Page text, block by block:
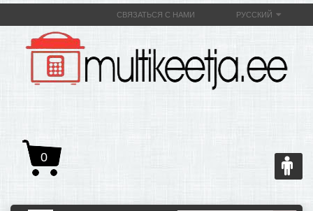
РУССКИЙ
СВЯЗАТЬСЯ С НАМИ
0